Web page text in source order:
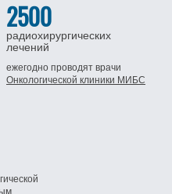
2500
радиохирургических
лечений
ежегодно проводят врачи
Онкологической клиники МИБС